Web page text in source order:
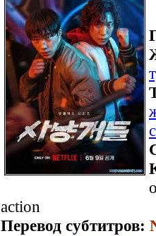
action
Перевод субтитров: